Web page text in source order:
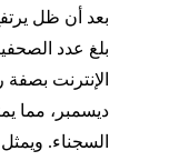
بعد أن ظل
بلغ عدد
ديسمبر، مما
السجناء.